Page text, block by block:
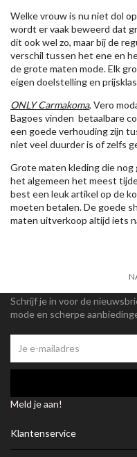
Welke vrouw is nu niet dol
wordt er vaak beweerd dat
dit ook wel zo, maar bij de
verschil tussen het ene en
de grote maten mode. Elk
eigen doelstelling en
ONLY Carmakoma, Vero
Bagoes vinden betaalbare
een goede verhouding zijn
niet veel duurder is of zelfs
Grote maten kleding die
het algemeen het meest
best een leuk artikel op de
moeten betalen. De goede
maten uitverkoop altijd iets
Schrijf je in voor de
mode en scherpe
Meld je aan!
Klantenservice